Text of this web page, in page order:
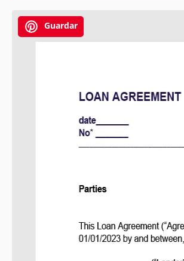
Guardar
Especificaciones de la
Estadísticas de uso
propósito. ¡Puedes obtener una copia
luego podrás actualizarla e indicar los